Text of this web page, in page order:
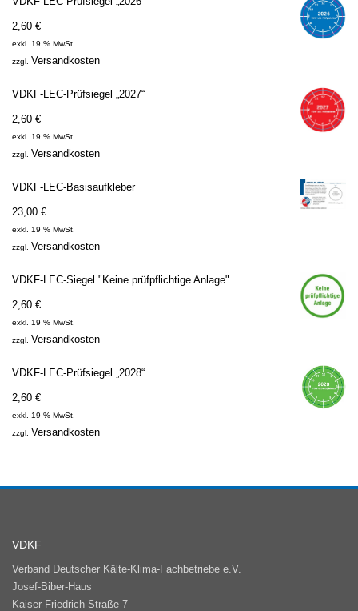
2,60 €
exkl. 19 % MwSt.
zzgl. Versandkosten
VDKF-LEC-Prüfsiegel „2027“
2,60 €
exkl. 19 % MwSt.
zzgl. Versandkosten
VDKF-LEC-Basisaufkleber
23,00 €
exkl. 19 % MwSt.
zzgl. Versandkosten
VDKF-LEC-Siegel "Keine prüfpflichtige Anlage"
2,60 €
exkl. 19 % MwSt.
zzgl. Versandkosten
VDKF-LEC-Prüfsiegel „2028“
2,60 €
exkl. 19 % MwSt.
zzgl. Versandkosten
VDKF
Verband Deutscher Kälte-Klima-Fachbetriebe e.V.
Josef-Biber-Haus
Kaiser-Friedrich-Straße 7